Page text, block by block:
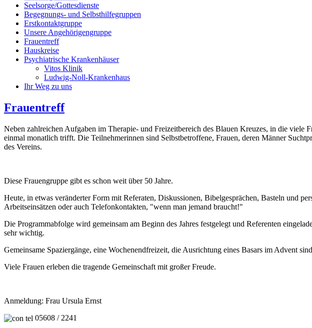
Seelsorge/Gottesdienste
Begegnungs- und Selbsthilfegruppen
Erstkontaktgruppe
Unsere Angehörigengruppe
Frauentreff
Hauskreise
Psychiatrische Krankenhäuser
Vitos Klinik
Ludwig-Noll-Krankenhaus
Ihr Weg zu uns
Frauentreff
Neben zahlreichen Aufgaben im Therapie- und Freizeitbereich des Blauen Kreuzes, in die viele
einmal monatlich trifft. Die Teilnehmerinnen sind Selbstbetroffene, Frauen, deren Männer
des Vereins.
Diese Frauengruppe gibt es schon weit über 50 Jahre.
Heute, in etwas veränderter Form mit Referaten, Diskussionen, Bibelgesprächen, Basteln und
Arbeitseinsätzen oder auch Telefonkontakten, "wenn man jemand braucht!"
Die Programmabfolge wird gemeinsam am Beginn des Jahres festgelegt und Referenten
sehr wichtig.
Gemeinsame Spaziergänge, eine Wochenendfreizeit, die Ausrichtung eines Basars im Advent
Viele Frauen erleben die tragende Gemeinschaft mit großer Freude.
Anmeldung: Frau Ursula Ernst
05608 / 2241